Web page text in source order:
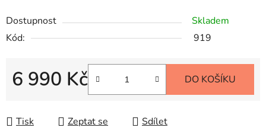
Dostupnost
Skladem
Kód:
919
6 990 Kč DO KOŠÍKU
Tisk Zeptat se Sdílet